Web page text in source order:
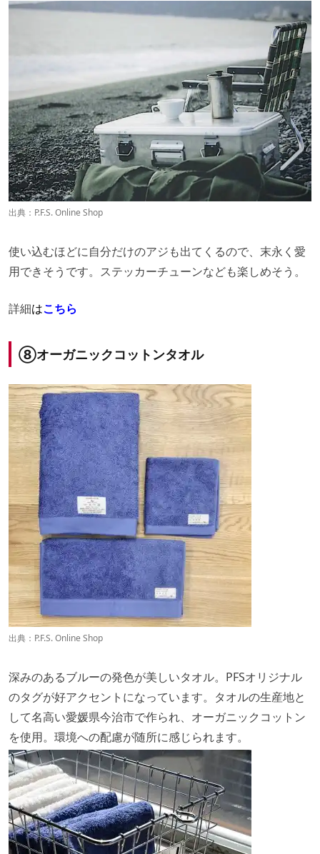
出典： P.F.S. Online Shop
使い込むほどに自分だけのアジも出てくるので、末永く愛
用できそうです。ステッカーチューンなども楽しめそう。
詳細はこちら
⑧オーガニックコットンタオル
出典： P.F.S. Online Shop
深みのあるブルーの発色が美しいタオル。PFSオリジナル
のタグが好アクセントになっています。タオルの生産地と
して名高い愛媛県今治市で作られ、オーガニックコットン
を使用。環境への配慮が随所に感じられます。